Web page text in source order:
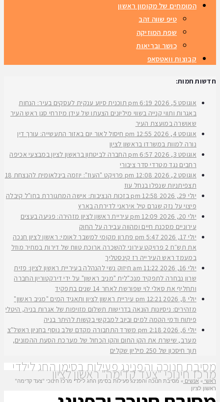
המומחים של מקומון ראשון
טיפ שווה זהב
שפת המוזיקה
כושר ובריאות
קבוצות וואטסאפ
חדשות חמות:
אוגוסט 5, 2026 6:19 pm
תוכנית סיוע ענקית לעסקים בעיר: הנחות
באגרות ותווי קנייה בשווי מיליונים הצעתו של עידן מיזרחי סגן ראש העיר
שאושרה במועצת העיר
אוגוסט 4, 2026
12:55 pm
חיסול לאור יום באזור התעשייה: עורך דין
נורה למוות במשרדו בראשון לציון
אוגוסט 3, 2026
6:57 pm
החברה לביטחון בראשון לציון במבצעי אכיפה
רחבים נגד מטרדי סדר ציבורי
אוגוסט 2, 2026
12:08 pm
פרויקט "העוז": יוזמה בינלאומית להנצחת 18
תצפיתניות שנפלו בנחל עוז
יולי 29, 2026
12:58 pm
בזכות הנציבות: אישה המתגוררת בחו"ל קיבלה
פיצוי על נזק שגרם טיל איראני לדירתה בארץ
יולי 20, 2026
12:09 pm
עיריית ראשון לציון מזהירה: פגיעה בעצים
עירוניים מסכנת חיים ומהווה עבירה על החוק
יולי 17, 2026
5:47 pm
פתרון מקומי למשבר לאומי: ראשון לציון חנכה
את תש״ח 2 פרויקט עירוני להשכרה ארוכת טווח של דירות במחיר מוזל
במעמד ראש העירייה רז קינסטליך
יולי 16, 2026
11:22 am
חיזוק נשי להנהלה בעיריית ראשון לציון: פזית
שרון נבחרה לתפקיד מנכ"לית "מניב ראשון" על ידי דירקטוריון החברה
ותחליף את סאלי לוי שפורשת לאחר 14 שנים בתפקיד
יולי 8, 2026
12:21 pm
עיריית ראשון לציון ותאגיד המים "מניב ראשון"
מזהירים: ניסיונות הונאה בדרישות תשלום מזויפות של אגרות בניה, היטלי
פיתוח ודמי הקמה למים וביוב למבקשי בקשות להיתר בניה
יולי 6, 2026
2:18 pm
משרד התחבורה מקדם שלב נוסף בחניון ראשל"צ
מערב, שישרת את הקו החום והקו הכחול של מערכת הסעת ההמונים,
תוך חיסכון של 250 מיליון שקלים
מסיבת חנוכה והפנינג פעילות בסימן החג לילדי
מרכז חינוכי "צעד קדימה" ראשון לציון
ראשי » אנשים » מסיבת חנוכה והפנינג פעילות בסימן החג לילדי מרכז חינוכי "צעד קדימה"
ראשון לציון